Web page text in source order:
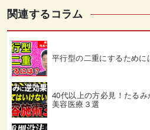
関連するコラム
平行型の二重にするため
40代以上の方必見！たる
美容医療３選